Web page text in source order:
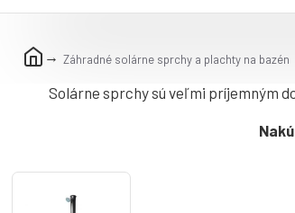
Záhradné solárne sprchy a plachty na bazén
Solárne sprchy sú veľmi príjemným